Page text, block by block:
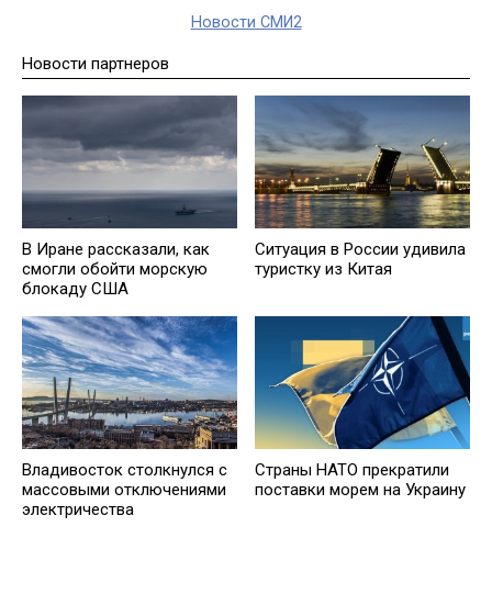
Новости СМИ2
Новости партнеров
В Иране рассказали, как
смогли обойти морскую
блокаду США
Ситуация в России удивила
туристку из Китая
Владивосток столкнулся с
массовыми отключениями
электричества
Страны НАТО прекратили
поставки морем на Украину